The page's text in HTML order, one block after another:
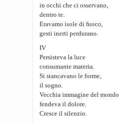
in occhi che ci osservano,
dentro te.
Eravamo isole di fuoco,
gesti inerti perdurano.
IV
Persisteva la luce
consumante materia.
Si stancavano le forme,
il sogno.
Vecchia immagine del mondo
fendeva il dolore.
Cresce il silenzio.